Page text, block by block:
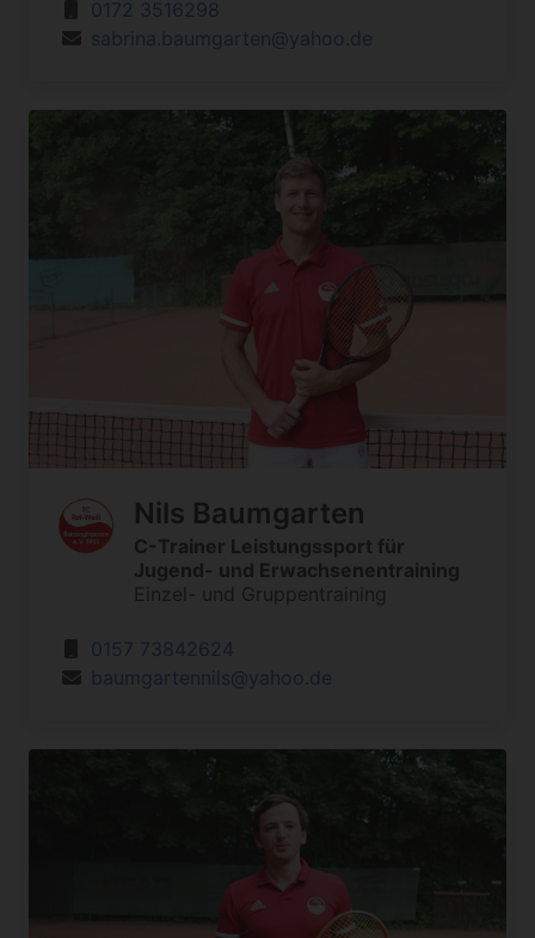
0172 3516298
sabrina.baumgarten@yahoo.de
Nils Baumgarten
C-Trainer Leistungssport für
Jugend- und Erwachsenentraining
Einzel- und Gruppentraining
0157 73842624
baumgartennils@yahoo.de